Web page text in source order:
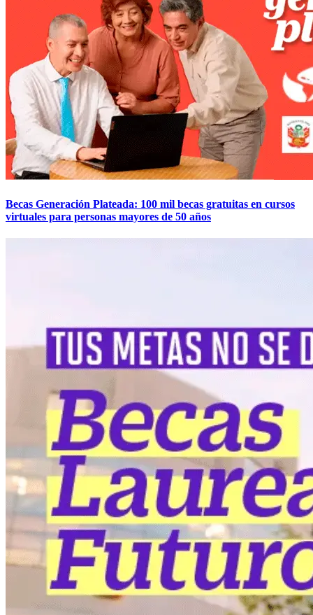
Becas Generación Plateada: 100 mil becas gratuitas en cursos
virtuales para personas mayores de 50 años